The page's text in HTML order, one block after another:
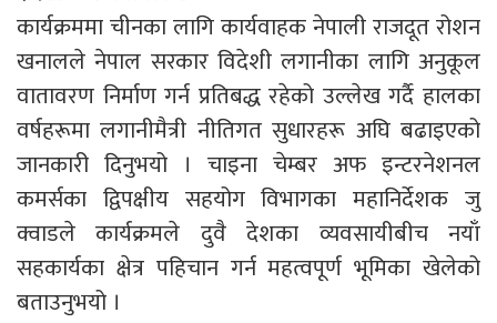
कार्यक्रममा चीनका लागि कार्यवाहक नेपाली राजदूत रोशन
खनालले नेपाल सरकार विदेशी लगानीका लागि अनुकूल
वातावरण निर्माण गर्न प्रतिबद्ध रहेको उल्लेख गर्दै हालका
वर्षहरूमा लगानीमैत्री नीतिगत सुधारहरू अघि बढाइएको
जानकारी दिनुभयो । चाइना चेम्बर अफ इन्टरनेशनल
कमर्सका द्विपक्षीय सहयोग विभागका महानिर्देशक जु
क्वाडले कार्यक्रमले दुवै देशका व्यवसायीबीच नयाँ
सहकार्यका क्षेत्र पहिचान गर्न महत्वपूर्ण भूमिका खेलेको
बताउनुभयो ।